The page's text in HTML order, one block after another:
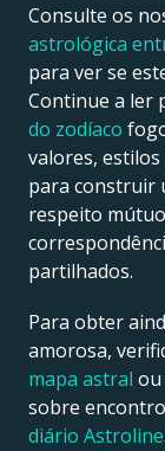
Consulte os
astrológica
para ver se
Continue a ler
do zodíaco
valores, estilos
para construir
respeito
partilhados.
Para obter
amorosa,
mapa astral ou
sobre
diário Astroline.